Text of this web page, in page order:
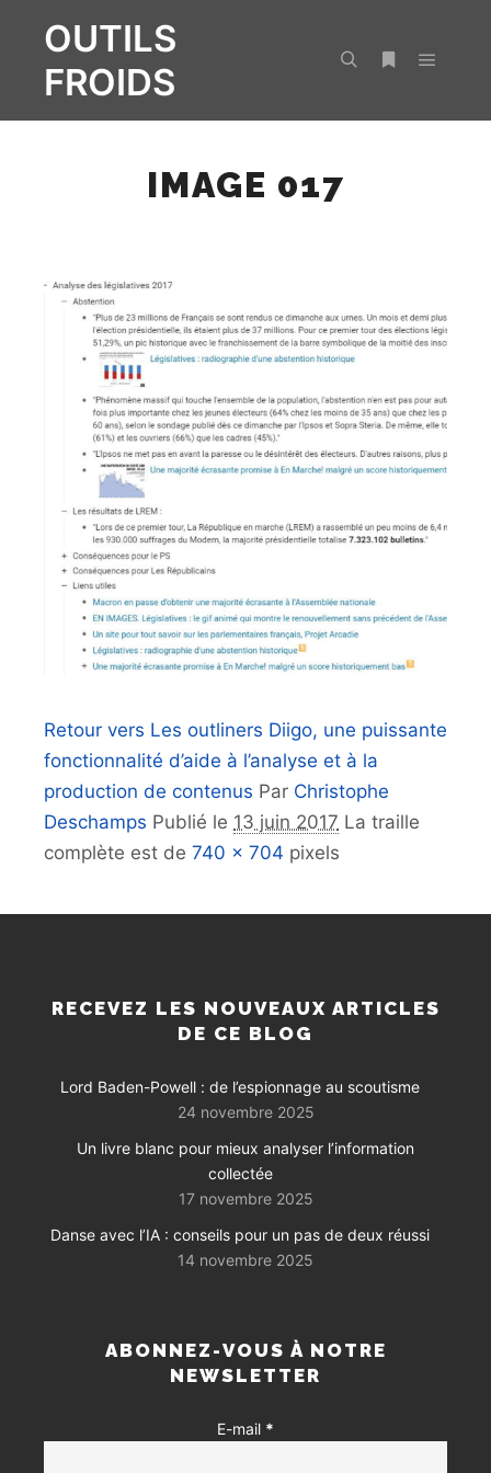
OUTILS
FROIDS
IMAGE 017
Retour vers Les outliners Diigo, une puissante
fonctionnalité d’aide à l’analyse et à la
production de contenus Par Christophe
Deschamps Publié le 13 juin 2017 La traille
complète est de 740 × 704 pixels
RECEVEZ LES NOUVEAUX ARTICLES
DE CE BLOG
Lord Baden-Powell : de l’espionnage au scoutisme
24 novembre 2025
Un livre blanc pour mieux analyser l’information
collectée
17 novembre 2025
Danse avec l’IA : conseils pour un pas de deux réussi
14 novembre 2025
ABONNEZ-VOUS À NOTRE
NEWSLETTER
E-mail *